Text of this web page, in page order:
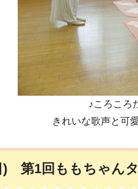
♪ころころ
きれいな歌声と可
) 第1回ももちゃん